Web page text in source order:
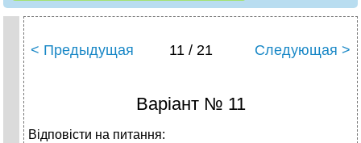
< Предыдущая 11 / 21 Следующая >
Варіант № 11
Відповісти на питання: